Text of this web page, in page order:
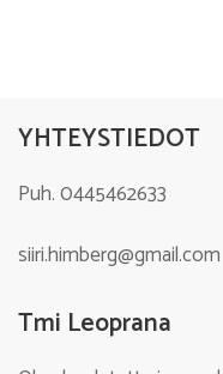
YHTEYSTIEDOT
Puh. 0445462633
siiri.himberg@gmail.com
Tmi Leoprana